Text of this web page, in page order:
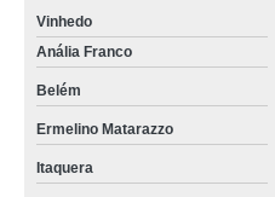
Vinhedo
Anália Franco
Belém
Ermelino Matarazzo
Itaquera